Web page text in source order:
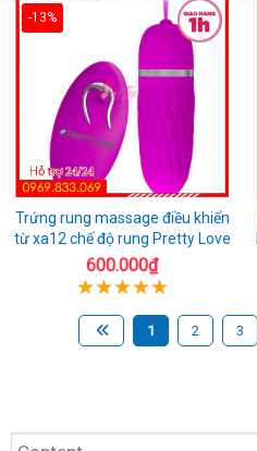
-13%
Trứng rung massage điều khiển
từ xa12 chế độ rung Pretty Love
600.000₫
1 2 3